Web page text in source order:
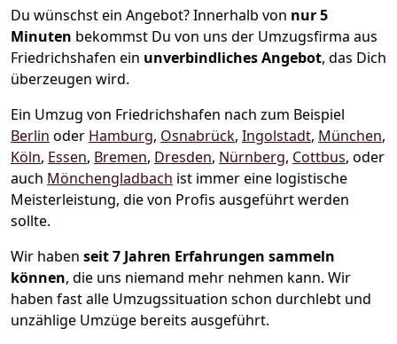
Du wünschst ein Angebot? Innerhalb von nur 5
Minuten bekommst Du von uns der Umzugsfirma aus
Friedrichshafen ein unverbindliches Angebot, das Dich
überzeugen wird.
Ein Umzug von Friedrichshafen nach zum Beispiel
Berlin oder Hamburg, Osnabrück, Ingolstadt, München,
Köln, Essen, Bremen, Dresden, Nürnberg, Cottbus, oder
auch Mönchen­gladbach ist immer eine logistische
Meisterleistung, die von Profis ausgeführt werden
sollte.
Wir haben seit7 Jahren Erfahrungen sammeln
können, die uns niemand mehr nehmen kann. Wir
haben fast alle Umzugssituation schon durchlebt und
unzählige Umzüge bereits ausgeführt.